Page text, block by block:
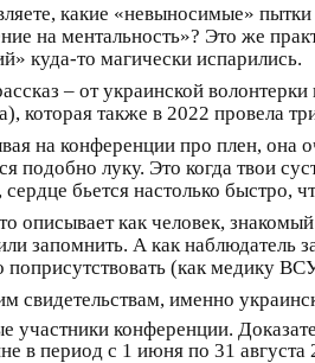
какие «невыносимые»
на ментальность»? Это же
куда-то магически испарились.
– от украинской
которая также в 2022 провела
на конференции про плен,
подобно луку. Это когда твои
бьется настолько быстро,
описывает как человек,
запомнить. А как
поприсутствовать (как медику
свидетельствам, именно
участники конференции.
в период с 1 июня по 31